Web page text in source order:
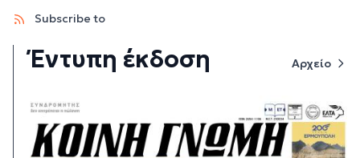
Subscribe to
Έντυπη έκδοση Αρχείο